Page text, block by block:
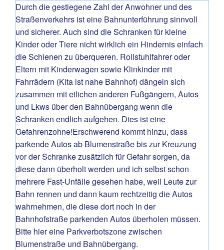
Durch die gestiegene Zahl der Anwohner und des
Straßenverkehrs ist eine Bahnunterführung sinnvoll
und sicherer. Auch sind die Schranken für kleine
Kinder oder Tiere nicht wirklich ein Hindernis einfach
die Schienen zu überqueren. Rollstuhlfahrer oder
Eltern mit Kinderwagen sowie Klinkinder mit
Fahrrädern (Kita ist nahe Bahnhof) dängeln sich
zusammen mit etlichen anderen Fußgängern, Autos
und Lkws über den Bahnübergang wenn die
Schranken endlich aufgehen. Dies ist eine
Gefahrenzohne!Erschwerend kommt hinzu, dass
parkende Autos ab Blumenstraße bis zur Kreuzung
vor der Schranke zusätzlich für Gefahr sorgen, da
diese dann überholt werden und ich selbst schon
mehrere Fast-Unfälle gesehen habe, weil Leute zur
Bahn rennen und dann kaum rechtzeitig die Autos
wahrnehmen, die diese dort noch in der
Bahnhofstraße parkenden Autos überholen müssen.
Bitte hier eine Parkverbotszone zwischen
Blumenstraße und Bahnübergang.